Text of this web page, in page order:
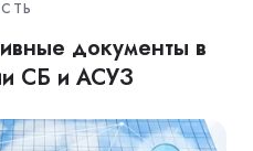
документы в
СБ и АСУЗ